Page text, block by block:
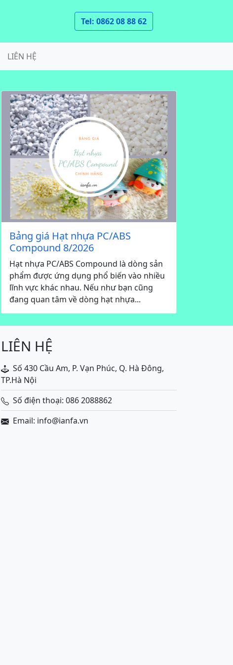
Tel: 0862 08 88 62
LIÊN HỆ
Bảng giá Hạt nhựa PC/ABS
Compound 8/2026
Hạt nhựa PC/ABS Compound là dòng sản
phẩm được ứng dụng phổ biến vào nhiều
lĩnh vực khác nhau. Nếu như bạn cũng
đang quan tâm về dòng hạt nhựa...
LIÊN HỆ
Số 430 Cầu Am, P. Vạn Phúc, Q. Hà Đông,
TP.Hà Nội
Số điện thoại: 086 2088862
Email: info@ianfa.vn